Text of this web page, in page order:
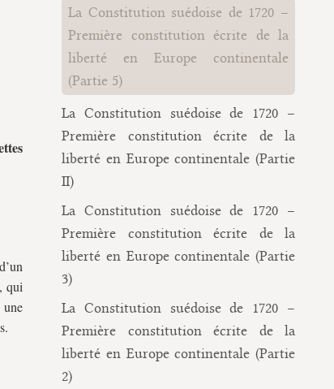
qui
La Constitution suédoise de 1720 –
Première constitution écrite de la
liberté en Europe continentale
(Partie 5)
La Constitution suédoise de 1720 –
Première constitution écrite de la
liberté en Europe continentale (Partie
II)
La Constitution suédoise de 1720 –
Première constitution écrite de la
liberté en Europe continentale (Partie
3)
La Constitution suédoise de 1720 –
Première constitution écrite de la
liberté en Europe continentale (Partie
2)